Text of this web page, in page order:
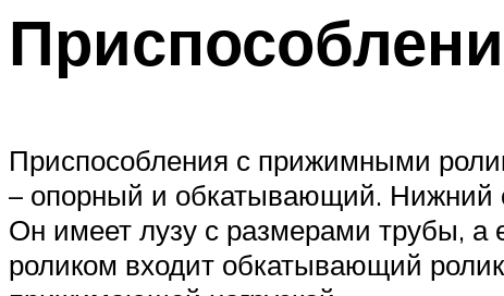
Приспособления с прижимными
– опорный и обкатывающий. Нижний
Он имеет лузу с размерами трубы, а
роликом входит обкатывающий